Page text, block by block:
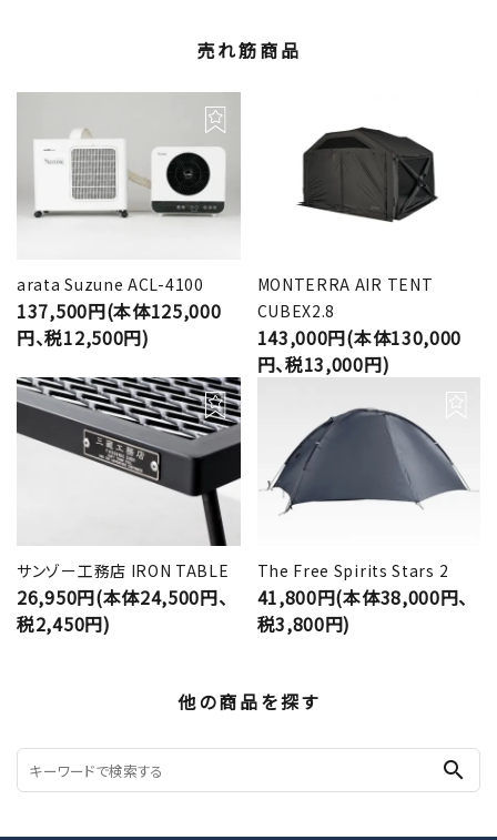
売れ筋商品
arata Suzune ACL-4100
137,500円(本体125,000
円、税12,500円)
MONTERRA AIR TENT
CUBEX2.8
143,000円(本体130,000
円、税13,000円)
サンゾー工務店 IRON TABLE
26,950円(本体24,500円、
税2,450円)
The Free Spirits Stars 2
41,800円(本体38,000円、
税3,800円)
他の商品を探す
search